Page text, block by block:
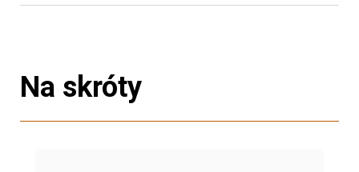
Na skróty